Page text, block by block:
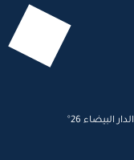
الدار البيضاء 26°